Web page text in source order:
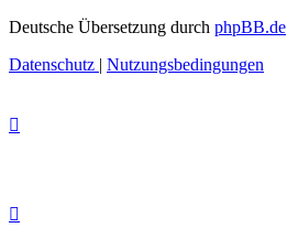
Deutsche Übersetzung durch phpBB.de
Datenschutz | Nutzungsbedingungen